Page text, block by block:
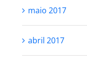
maio 2017
abril 2017